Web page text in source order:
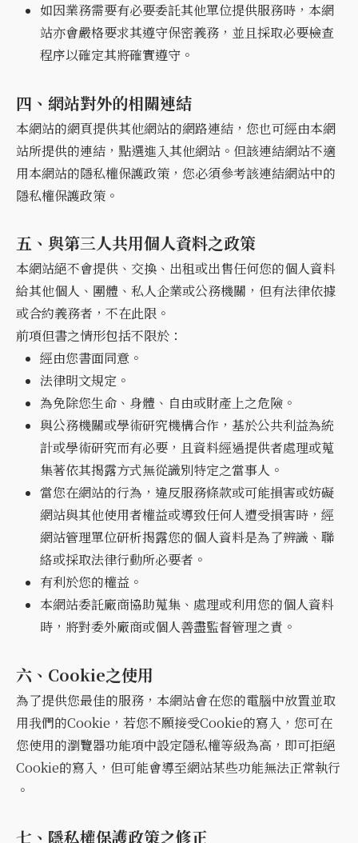
如因業務需要有必要委託其他單位提供服務時，本網
站亦會嚴格要求其遵守保密義務，並且採取必要檢查
程序以確定其將確實遵守。
四、網站對外的相關連結
本網站的網頁提供其他網站的網路連結，您也可經由本網
站所提供的連結，點選進入其他網站。但該連結網站不適
用本網站的隱私權保護政策，您必須參考該連結網站中的
隱私權保護政策。
五、與第三人共用個人資料之政策
本網站絕不會提供、交換、出租或出售任何您的個人資料
給其他個人、團體、私人企業或公務機關，但有法律依據
或合約義務者，不在此限。
前項但書之情形包括不限於：
經由您書面同意。
法律明文規定。
為免除您生命、身體、自由或財產上之危險。
與公務機關或學術研究機構合作，基於公共利益為統
計或學術研究而有必要，且資料經過提供者處理或蒐
集著依其揭露方式無從識別特定之當事人。
當您在網站的行為，違反服務條款或可能損害或妨礙
網站與其他使用者權益或導致任何人遭受損害時，經
網站管理單位研析揭露您的個人資料是為了辨識、聯
絡或採取法律行動所必要者。
有利於您的權益。
本網站委託廠商協助蒐集、處理或利用您的個人資料
時，將對委外廠商或個人善盡監督管理之責。
六、Cookie之使用
為了提供您最佳的服務，本網站會在您的電腦中放置並取
用我們的Cookie，若您不願接受Cookie的寫入，您可在
您使用的瀏覽器功能項中設定隱私權等級為高，即可拒絕
Cookie的寫入，但可能會導至網站某些功能無法正常執行
。
七、隱私權保護政策之修正